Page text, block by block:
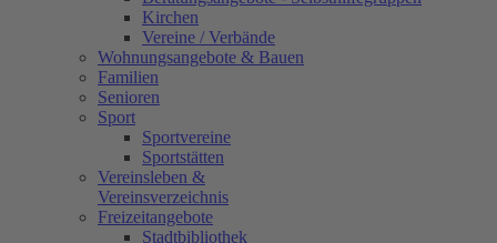
Kirchen
Vereine / Verbände
Wohnungsangebote & Bauen
Familien
Senioren
Sport
Sportvereine
Sportstätten
Vereinsleben &
Vereinsverzeichnis
Freizeitangebote
Stadtbibliothek